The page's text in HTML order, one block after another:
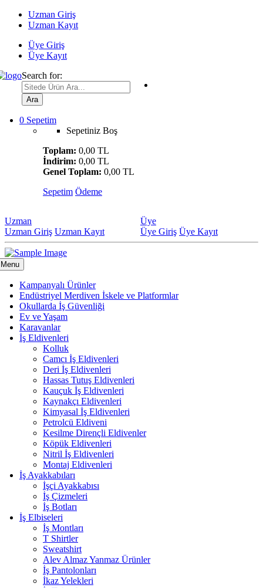
Uzman Giriş
Uzman Kayıt
Üye Giriş
Üye Kayıt
Search for:
Ara
0 Sepetim
Sepetiniz Boş
Toplam: 0,00 TL
İndirim: 0,00 TL
Genel Toplam: 0,00 TL
Sepetim Ödeme
Uzman
Uzman Giriş Uzman Kayıt
Üye
Üye Giriş Üye Kayıt
Menu
Kampanyalı Ürünler
Endüstriyel Merdiven İskele ve Platformlar
Okullarda İş Güvenliği
Ev ve Yaşam
Karavanlar
İş Eldivenleri
Kolluk
Camcı İş Eldivenleri
Deri İş Eldivenleri
Hassas Tutuş Eldivenleri
Kauçuk İş Eldivenleri
Kaynakçı Eldivenleri
Kimyasal İş Eldivenleri
Petrolcü Eldiveni
Kesilme Dirençli Eldivenler
Köpük Eldivenleri
Nitril İş Eldivenleri
Montaj Eldivenleri
İş Ayakkabıları
İşçi Ayakkabısı
İş Çizmeleri
İş Botları
İş Elbiseleri
İş Montları
T Shirtler
Sweatshirt
Alev Almaz Yanmaz Ürünler
İş Pantolonları
İkaz Yelekleri